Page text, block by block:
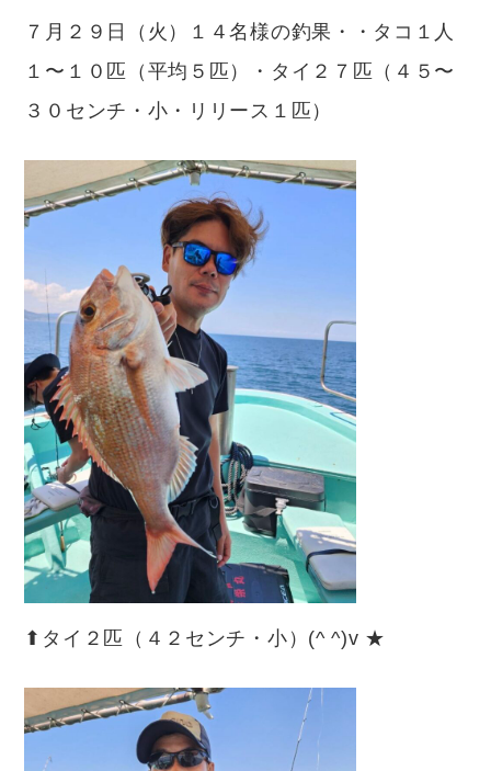
７月２９日（火）１４名様の釣果・・タコ１人
１〜１０匹（平均５匹）・タイ２７匹（４５〜
３０センチ・小・リリース１匹）
⬆︎タイ２匹（４２センチ・小）(^ ^)v ★